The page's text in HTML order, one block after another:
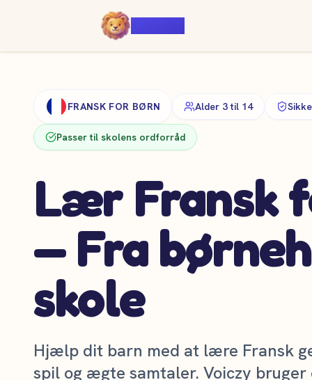
FRANSK FOR BØRN Alder 3 til 14
Passer til skolens ordforråd
Lær Fransk
— Fra
skole
Hjælp dit barn med at lære Fransk
spil og ægte samtaler. Voiczy